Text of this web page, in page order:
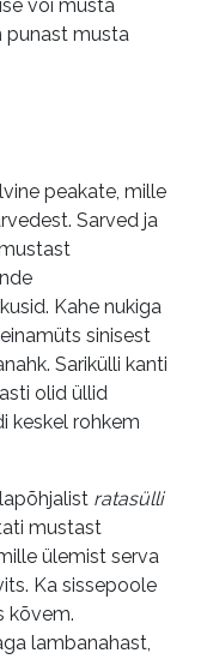
või musta
punast musta
peakate, mille
Sarved ja
Kahe nukiga
sinisest
Sarikülli kanti
olid üllid
keskel rohkem
ratasülli
mustast
ülemist serva
Ka sissepoole
kõvem.
lambanahast,